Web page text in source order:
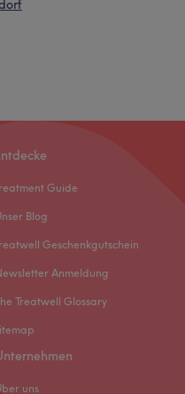
Guide
Blog
Geschenkgutschein
Anmeldung
Treatwell Glossary
uns